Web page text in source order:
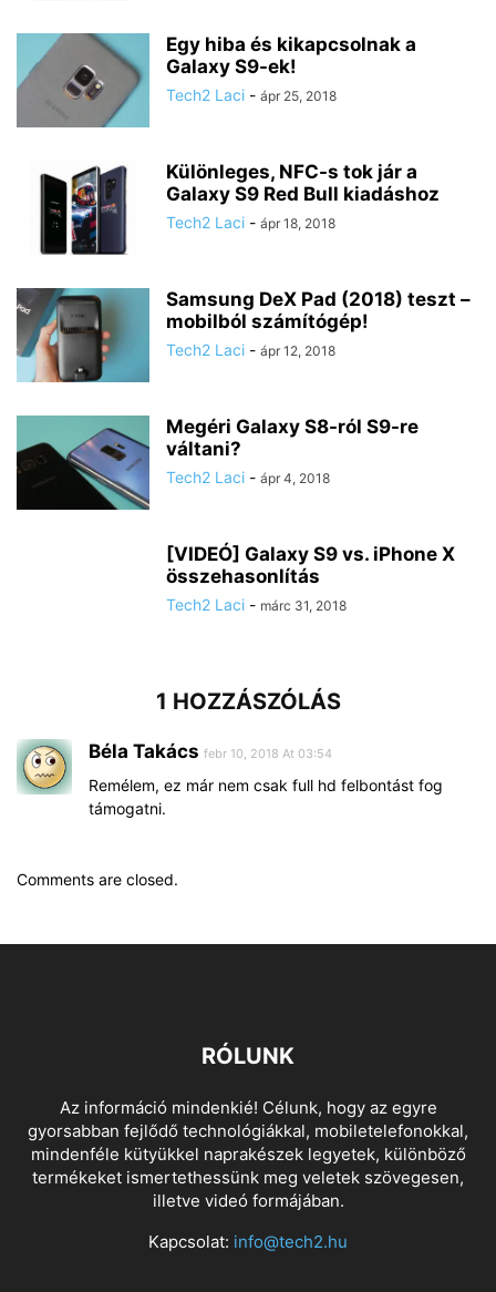
Egy hiba és kikapcsolnak a
Galaxy S9-ek!
Tech2 Laci - ápr 25, 2018
Különleges, NFC-s tok jár a
Galaxy S9 Red Bull kiadáshoz
Tech2 Laci - ápr 18, 2018
Samsung DeX Pad (2018) teszt –
mobilból számítógép!
Tech2 Laci - ápr 12, 2018
Megéri Galaxy S8-ról S9-re
váltani?
Tech2 Laci - ápr 4, 2018
[VIDEÓ] Galaxy S9 vs. iPhone X
összehasonlítás
Tech2 Laci - márc 31, 2018
1 HOZZÁSZÓLÁS
Béla Takács febr 10, 2018 At 03:54
Remélem, ez már nem csak full hd felbontást fog
támogatni.
Comments are closed.
RÓLUNK
Az információ mindenkié! Célunk, hogy az egyre
gyorsabban fejlődő technológiákkal, mobiletelefonokkal,
mindenféle kütyükkel naprakészek legyetek, különböző
termékeket ismertethessünk meg veletek szövegesen,
illetve videó formájában.
Kapcsolat: info@tech2.hu